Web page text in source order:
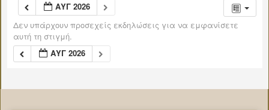
ΑΥΓ 2026
Δεν υπάρχουν προσεχείς εκδηλώσεις για να εμφανίσετε
αυτή τη στιγμή.
ΑΥΓ 2026